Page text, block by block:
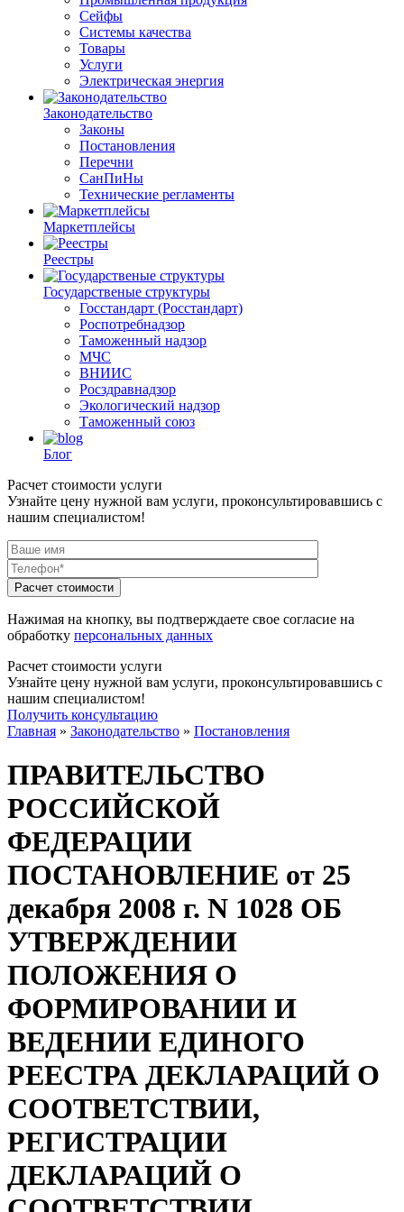
Сейфы
Системы качества
Товары
Услуги
Электрическая энергия
Законодательство
Законы
Постановления
Перечни
СанПиНы
Технические регламенты
Маркетплейсы
Реестры
Государственые структуры
Госстандарт (Росстандарт)
Роспотребнадзор
Таможенный надзор
МЧС
ВНИИС
Росздравнадзор
Экологический надзор
Таможенный союз
Блог
Расчет стоимости услуги
Узнайте цену нужной вам услуги, проконсультировавшись с
нашим специалистом!
Нажимая на кнопку, вы подтверждаете свое согласие на
обработку персональных данных
Расчет стоимости услуги
Узнайте цену нужной вам услуги, проконсультировавшись с
нашим специалистом!
Получить консультацию
Главная » Законодательство » Постановления
ПРАВИТЕЛЬСТВО
РОССИЙСКОЙ
ФЕДЕРАЦИИ
ПОСТАНОВЛЕНИЕ от 25
декабря 2008 г. N 1028 ОБ
УТВЕРЖДЕНИИ
ПОЛОЖЕНИЯ О
ФОРМИРОВАНИИ И
ВЕДЕНИИ ЕДИНОГО
РЕЕСТРА ДЕКЛАРАЦИЙ О
СООТВЕТСТВИИ,
РЕГИСТРАЦИИ
ДЕКЛАРАЦИЙ О